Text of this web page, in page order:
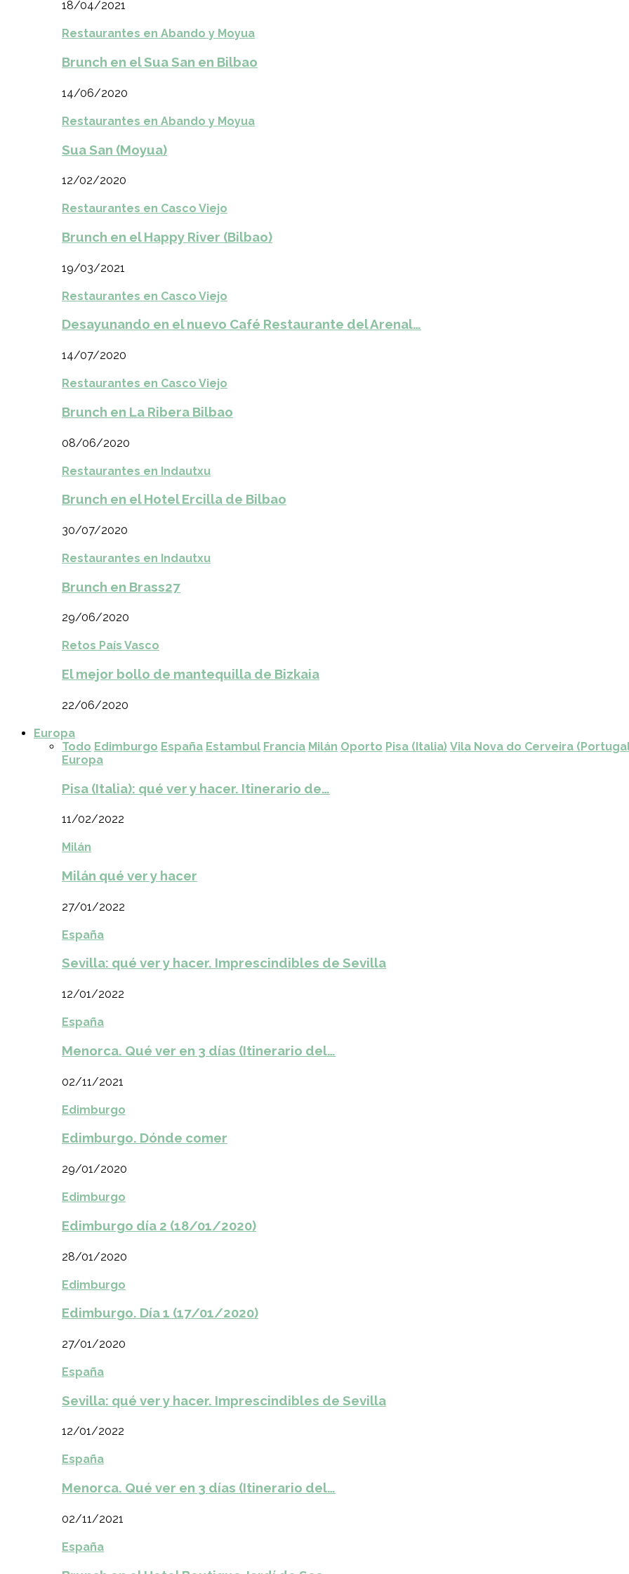
18/04/2021
Restaurantes en Abando y Moyua
Brunch en el Sua San en Bilbao
14/06/2020
Restaurantes en Abando y Moyua
Sua San (Moyua)
12/02/2020
Restaurantes en Casco Viejo
Brunch en el Happy River (Bilbao)
19/03/2021
Restaurantes en Casco Viejo
Desayunando en el nuevo Café Restaurante del Arenal…
14/07/2020
Restaurantes en Casco Viejo
Brunch en La Ribera Bilbao
08/06/2020
Restaurantes en Indautxu
Brunch en el Hotel Ercilla de Bilbao
30/07/2020
Restaurantes en Indautxu
Brunch en Brass27
29/06/2020
Retos País Vasco
El mejor bollo de mantequilla de Bizkaia
22/06/2020
Europa
Todo Edimburgo España Estambul Francia Milán Oporto Pisa (Italia) Vila Nova do Cerveira
Europa
Pisa (Italia): qué ver y hacer. Itinerario de…
11/02/2022
Milán
Milán qué ver y hacer
27/01/2022
España
Sevilla: qué ver y hacer. Imprescindibles de Sevilla
12/01/2022
España
Menorca. Qué ver en 3 días (Itinerario del…
02/11/2021
Edimburgo
Edimburgo. Dónde comer
29/01/2020
Edimburgo
Edimburgo día 2 (18/01/2020)
28/01/2020
Edimburgo
Edimburgo. Día 1 (17/01/2020)
27/01/2020
España
Sevilla: qué ver y hacer. Imprescindibles de Sevilla
12/01/2022
España
Menorca. Qué ver en 3 días (Itinerario del…
02/11/2021
España